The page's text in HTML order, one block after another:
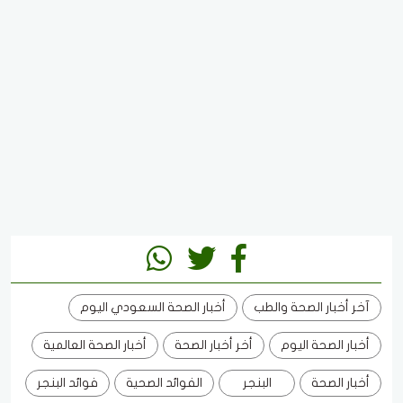
آخر أخبار الصحة والطب أخبار الصحة السعودي اليوم
أخبار الصحة اليوم أخر أخبار الصحة أخبار الصحة العالمية
أخبار الصحة البنجر الفوائد الصحية فوائد البنجر